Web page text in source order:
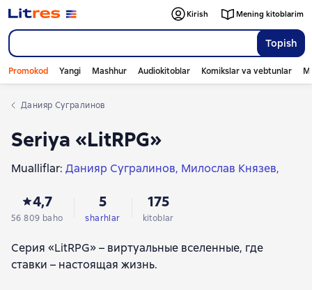
Topish
Kirish Mening kitoblarim
Promokod Yangi Mashhur Audiokitoblar Komikslar va vebtunlar
Данияр Сугралинов
Seriya «LitRPG»
Mualliflar: Данияр Сугралинов Милослав Князев
Сергей Долгов
Владимир Венгловский
Антон Лисицын Андрей Яблоков
Василий Маханенко Шамиль Алтамиров
Дмитрий Рус Андрей Лавин
4,7
56 809 baho
5
sharhlar
175
kitoblar
Серия «LitRPG» – виртуальные вселенные, где
ставки – настоящая жизнь.